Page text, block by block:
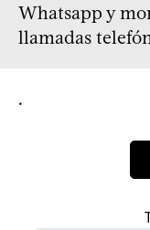
Whatsapp y
llamadas
.